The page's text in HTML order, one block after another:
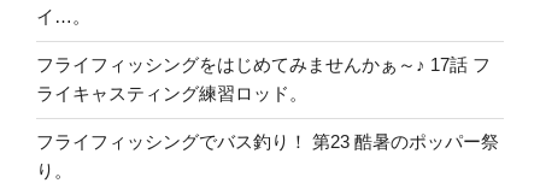
イ…。
フライフィッシングをはじめてみませんかぁ～♪ 17話 フ
ライキャスティング練習ロッド。
フライフィッシングでバス釣り！ 第23 酷暑のポッパー祭
り。